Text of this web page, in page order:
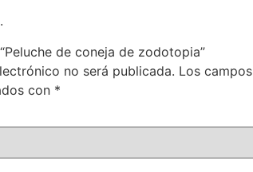
de coneja de zodotopia”
no será publicada. Los campos
con *